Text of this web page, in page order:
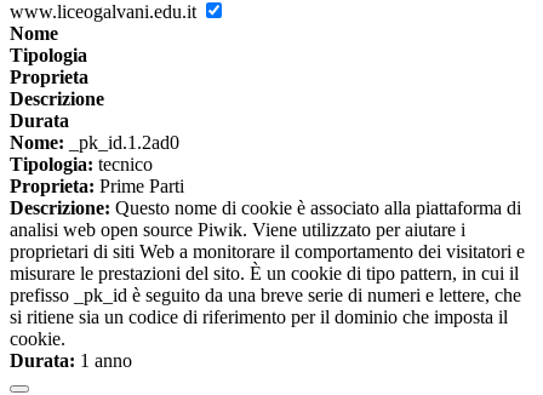
www.liceogalvani.edu.it
Nome
Tipologia
Proprieta
Descrizione
Durata
Nome: _pk_id.1.2ad0
Tipologia: tecnico
Proprieta: Prime Parti
Descrizione: Questo nome di cookie è associato alla piattaforma di
analisi web open source Piwik. Viene utilizzato per aiutare i
proprietari di siti Web a monitorare il comportamento dei visitatori e
misurare le prestazioni del sito. È un cookie di tipo pattern, in cui il
prefisso _pk_id è seguito da una breve serie di numeri e lettere, che
si ritiene sia un codice di riferimento per il dominio che imposta il
cookie.
Durata: 1 anno